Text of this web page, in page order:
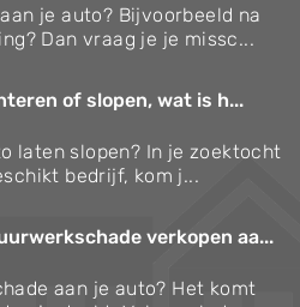
je auto? Bijvoorbeeld na
Dan vraag je je missc...
of slopen, wat is h...
laten slopen? In je zoektocht
bedrijf, kom j...
verkopen aa...
aan je auto? Het komt